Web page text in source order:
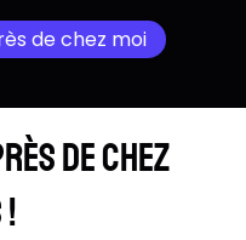
de chez moi
de chez